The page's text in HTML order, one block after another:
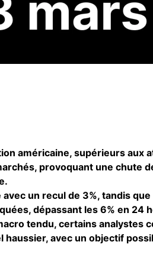
américaine, supérieurs aux
provoquant une chute
avec un recul de 3%, tandis
dépassant les 6% en 24
tendu, certains analystes
haussier, avec un objectif